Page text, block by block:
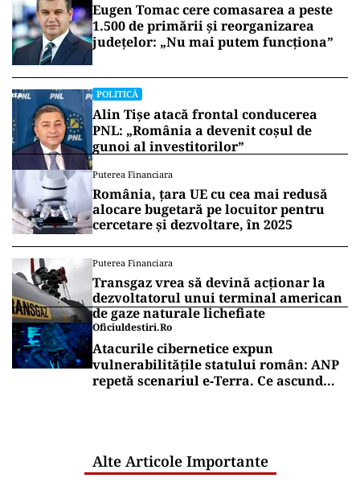
Eugen Tomac cere comasarea a peste
1.500 de primării și reorganizarea
județelor: „Nu mai putem funcționa”
POLITICĂ
Alin Tișe atacă frontal conducerea
PNL: „România a devenit coșul de
gunoi al investitorilor”
Puterea Financiara
România, țara UE cu cea mai redusă
alocare bugetară pe locuitor pentru
cercetare și dezvoltare, în 2025
Puterea Financiara
Transgaz vrea să devină acționar la
dezvoltatorul unui terminal american
de gaze naturale lichefiate
Oficiuldestiri.ro
Atacurile cibernetice expun
vulnerabilitățile statului român: ANP
repetă scenariul e‑Terra. Ce ascund
Alte Articole Importante